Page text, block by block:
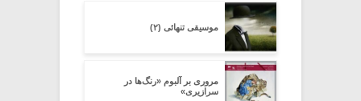
موسیقی تنهائی (۲)
مروری بر آلبوم «رنگ‌ها در
سرازیری»